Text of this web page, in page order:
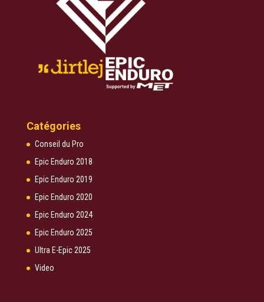
Catégories
Conseil du Pro
Epic Enduro 2018
Epic Enduro 2019
Epic Enduro 2020
Epic Enduro 2024
Epic Enduro 2025
Ultra E-Epic 2025
Video